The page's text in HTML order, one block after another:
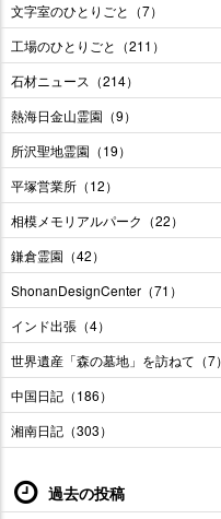
文字室のひとりごと（7）
工場のひとりごと（211）
石材ニュース（214）
熱海日金山霊園（9）
所沢聖地霊園（19）
平塚営業所（12）
相模メモリアルパーク（22）
鎌倉霊園（42）
ShonanDesignCenter（71）
インド出張（4）
世界遺産「森の墓地」を訪ねて（7）
中国日記（186）
湘南日記（303）
過去の投稿